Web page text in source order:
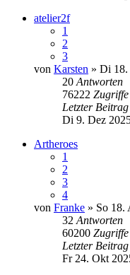
atelier2f
1
2
3
von Karsten » Di 18.
20 Antworten
76222 Zugriffe
Letzter Beitrag
Di 9. Dez
Artheroes
1
2
3
4
von Franke » So 18.
32 Antworten
60200 Zugriffe
Letzter Beitrag
Fr 24. Okt